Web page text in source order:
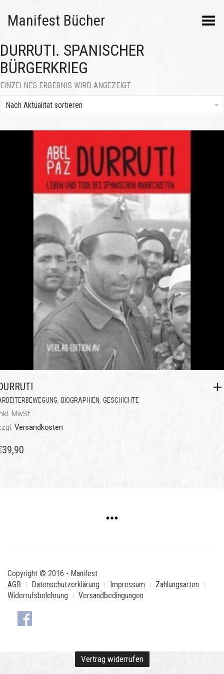
Manifest Bücher Menü umschalten
DURRUTI. SPANISCHER
BÜRGERKRIEG
EINZELNES ERGEBNIS WIRD ANGEZEIGT
Nach Aktualität sortieren
, BIOGRAPHIEN, GESCHICHTE
MwSt.
Versandkosten
39,90
Copyright © 2016 - Manifest
AGB
Datenschutzerklärung Impressum
Zahlungsarten
Widerrufsbelehrung
Versandbedingungen
Vertrag widerrufen